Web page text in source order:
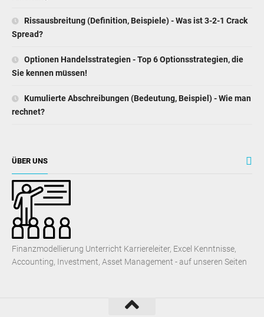
Rissausbreitung (Definition, Beispiele) - Was ist 3-2-1 Crack
Spread?
Optionen Handelsstrategien - Top 6 Optionsstrategien, die
Sie kennen müssen!
Kumulierte Abschreibungen (Bedeutung, Beispiel) - Wie man
rechnet?
ÜBER UNS
Finanzmodellierung Unterricht Karriereleiter, Excel Kenntnisse,
Accounting, Investment, Asset Management - auf unseren Seiten